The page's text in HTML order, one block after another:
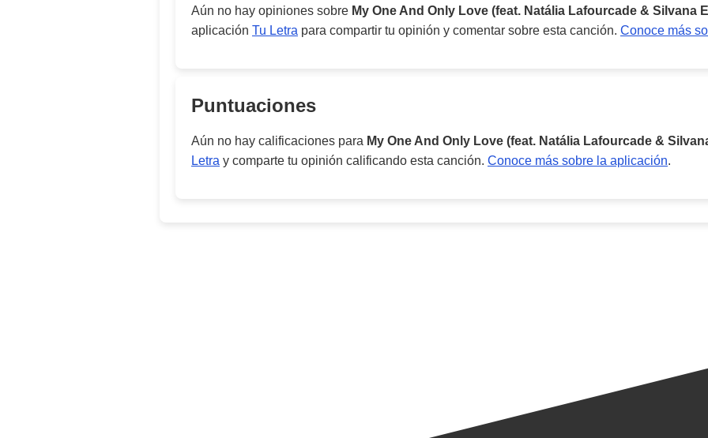
Aún no hay opiniones sobre My One And Only Love (feat. Natália Lafourcade & Silvana
aplicación Tu Letra para compartir tu opinión y comentar sobre esta canción. Conoce más
Puntuaciones
Aún no hay calificaciones para My One And Only Love (feat. Natália Lafourcade &
Letra y comparte tu opinión calificando esta canción. Conoce más sobre la aplicación.